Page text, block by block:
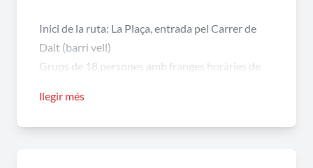
Inici de la ruta: La Plaça, entrada pel Carrer de
Dalt (barri vell)
Grups de 18 persones amb franges horàries de
llegir més